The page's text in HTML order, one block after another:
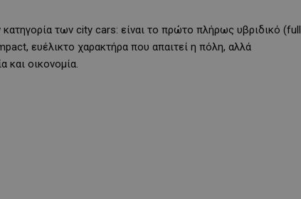
των city cars: είναι το πρώτο πλήρως υβριδικό (full
ευέλικτο χαρακτήρα που απαιτεί η πόλη, αλλά
οικονομία.